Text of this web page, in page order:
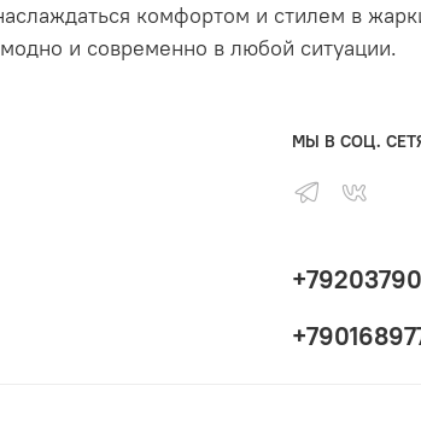
комфортом и стилем в
и современно в любой ситуации.
МЫ В СОЦ.